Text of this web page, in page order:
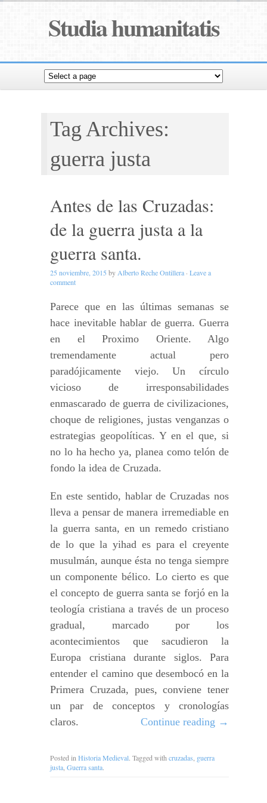
Studia humanitatis
Tag Archives:
guerra justa
Antes de las Cruzadas:
de la guerra justa a la
guerra santa.
25 noviembre, 2015 by Alberto Reche Ontillera · Leave a
comment
Parece que en las últimas semanas se
hace inevitable hablar de guerra. Guerra
en el Proximo Oriente. Algo
tremendamente actual pero
paradójicamente viejo. Un círculo
vicioso de irresponsabilidades
enmascarado de guerra de civilizaciones,
choque de religiones, justas venganzas o
estrategias geopolíticas. Y en el que, si
no lo ha hecho ya, planea como telón de
fondo la idea de Cruzada.
En este sentido, hablar de Cruzadas nos
lleva a pensar de manera irremediable en
la guerra santa, en un remedo cristiano
de lo que la yihad es para el creyente
musulmán, aunque ésta no tenga siempre
un componente bélico. Lo cierto es que
el concepto de guerra santa se forjó en la
teología cristiana a través de un proceso
gradual, marcado por los
acontecimientos que sacudieron la
Europa cristiana durante siglos. Para
entender el camino que desembocó en la
Primera Cruzada, pues, conviene tener
un par de conceptos y cronologías
claros.
Continue reading →
Posted in Historia Medieval. Tagged with cruzadas guerra
justa Guerra santa.